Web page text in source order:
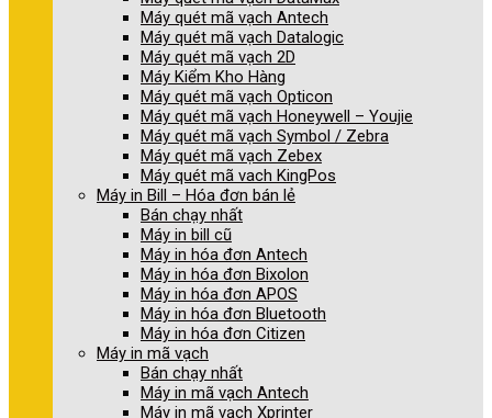
Máy quét mã vạch Antech
Máy quét mã vạch Datalogic
Máy quét mã vạch 2D
Máy Kiểm Kho Hàng
Máy quét mã vạch Opticon
Máy quét mã vạch Honeywell – Youjie
Máy quét mã vạch Symbol / Zebra
Máy quét mã vạch Zebex
Máy quét mã vach KingPos
Máy in Bill – Hóa đơn bán lẻ
Bán chạy nhất
Máy in bill cũ
Máy in hóa đơn Antech
Máy in hóa đơn Bixolon
Máy in hóa đơn APOS
Máy in hóa đơn Bluetooth
Máy in hóa đơn Citizen
Máy in mã vạch
Bán chạy nhất
Máy in mã vạch Antech
Máy in mã vạch Xprinter